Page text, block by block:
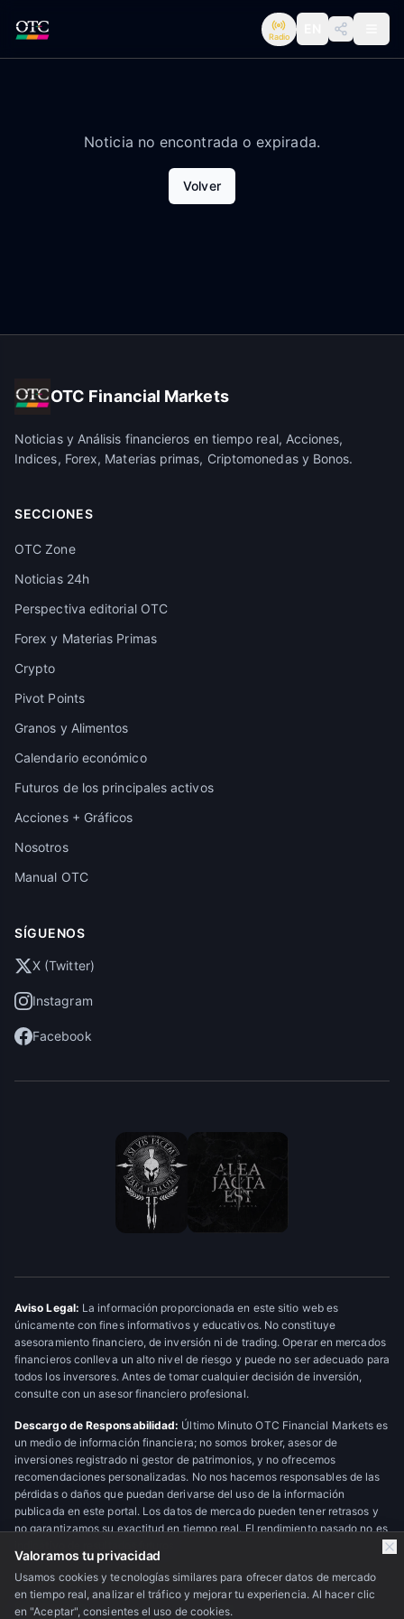
Radio
Noticia no encontrada o expirada.
Volver
OTC Financial Markets
Noticias y Análisis financieros en tiempo real, Acciones,
Indices, Forex, Materias primas, Criptomonedas y Bonos.
SECCIONES
OTC Zone
Noticias 24h
Perspectiva editorial OTC
Forex y Materias Primas
Crypto
Pivot Points
Granos y Alimentos
Calendario económico
Futuros de los principales activos
Acciones + Gráficos
Nosotros
Manual OTC
SÍGUENOS
X (Twitter)
Instagram
Facebook
Aviso Legal: La información proporcionada en este sitio web es
únicamente con fines informativos y educativos. No constituye
asesoramiento financiero, de inversión ni de trading. Operar en mercados
financieros conlleva un alto nivel de riesgo y puede no ser adecuado para
todos los inversores. Antes de tomar cualquier decisión de inversión,
consulte con un asesor financiero profesional.
Descargo de Responsabilidad: Último Minuto OTC Financial Markets es
un medio de información financiera; no somos broker, asesor de
inversiones registrado ni gestor de patrimonios, y no ofrecemos
recomendaciones personalizadas. No nos hacemos responsables de las
pérdidas o daños que puedan derivarse del uso de la información
publicada en este portal. Los datos de mercado pueden tener retrasos y
no garantizamos su exactitud en tiempo real. El rendimiento pasado no es
© 2026 Último Minuto OTC Financial Markets. Todos los derechos
Valoramos tu privacidad
Usamos cookies y tecnologías similares para ofrecer datos de mercado
en tiempo real, analizar el tráfico y mejorar tu experiencia. Al hacer clic
en "Aceptar", consientes el uso de cookies.